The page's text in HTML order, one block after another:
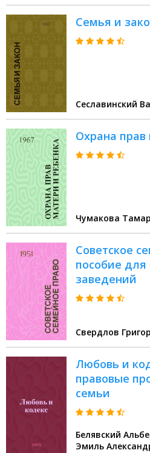
Семья и
Сеславинский
Охрана
Чумакова
Советское
пособие
заведений
Свердлов
Любовь и
правовые
семьи
Белявский
Эмиль